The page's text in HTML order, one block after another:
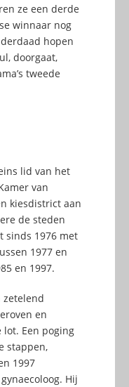
ze een derde
winnaar nog
hopen
doorgaat,
tweede
lid van het
van
kiesdistrict aan
de steden
sinds 1976 met
1977 en
en 1997.
zetelend
en
Een poging
stappen,
1997
Hij